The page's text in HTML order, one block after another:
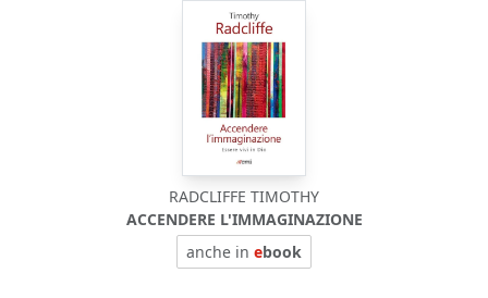
RADCLIFFE TIMOTHY
ACCENDERE L'IMMAGINAZIONE
anche in ebook